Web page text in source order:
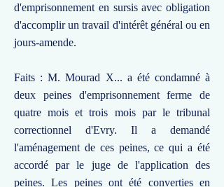
d'emprisonnement en sursis avec obligation
d'accomplir un travail d'intérêt général ou en
jours-amende.
Faits : M. Mourad X... a été condamné à
deux peines d'emprisonnement ferme de
quatre mois et trois mois par le tribunal
correctionnel d'Evry. Il a demandé
l'aménagement de ces peines, ce qui a été
accordé par le juge de l'application des
peines. Les peines ont été converties en